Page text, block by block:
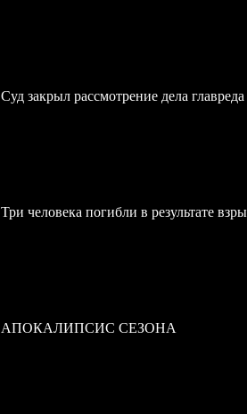
Суд закрыл рассмотрение дела
Три человека погибли в результате
АПОКАЛИПСИС СЕЗОНА